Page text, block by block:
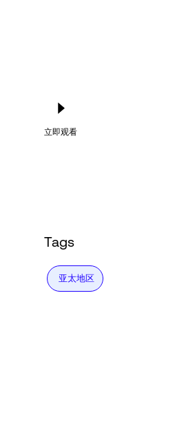
立即观看
Tags
亚太地区